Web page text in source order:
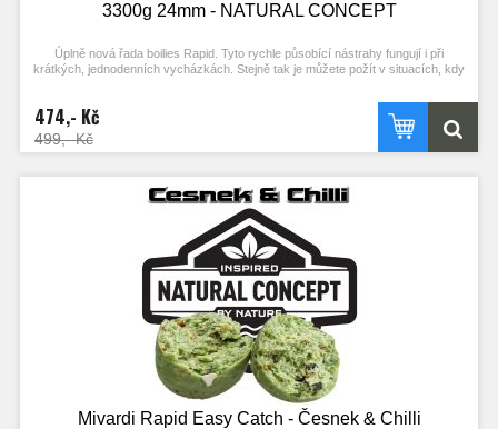
3300g 24mm - NATURAL CONCEPT
Úplně nová řada boilies Rapid. Tyto rychle působící nástrahy fungují i při
krátkých, jednodenních vycházkách. Stejně tak je můžete požít v situacích, kdy
podporuje práci ve studené vodě. Kvalitní esence a výrazné barvy zajišťují
vysokou atraktivitu i bez použití boosterů. Optimální konzistence a použití R-
FACTORu umožňují snadné nastražení (propíchnutí) a zároveň velkou výdrž.
474,- Kč
499,- Kč
Mivardi Rapid Easy Catch - Česnek & Chilli